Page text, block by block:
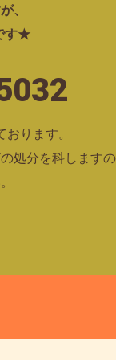
、
す★
ります。
処分を科します